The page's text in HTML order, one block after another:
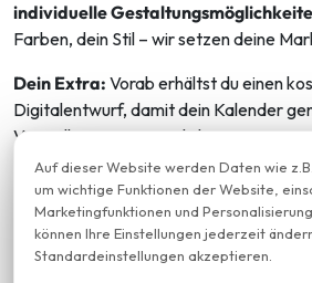
Auf dieser Website werden Daten wie
um wichtige Funktionen der Website,
Marketingfunktionen und
können Ihre Einstellungen jederzeit
Standardeinstellungen akzeptieren.
individuelle
Farben, dein Stil – wir setzen deine
Dein Extra: Vorab erhältst du einen
Digitalentwurf, damit dein Kalender
Vorstellungen entspricht!
Der Oberknaller:
Bestelle bis zum30.04.2025und
unschlagbaren Frühbucherrabatt!